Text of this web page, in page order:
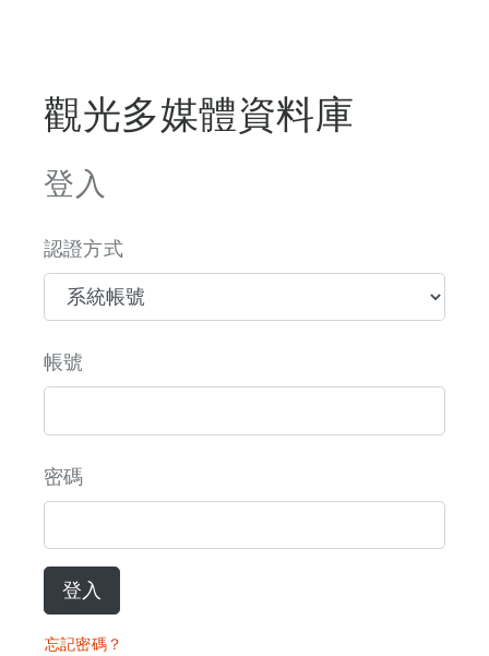
觀光多媒體資料庫
登入
認證方式
帳號
密碼
登入
忘記密碼？